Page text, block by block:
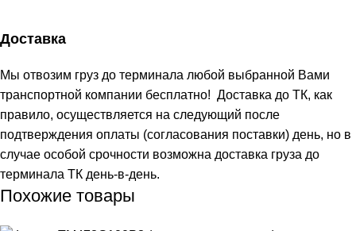
Доставка
Мы отвозим груз до терминала любой выбранной Вами
транспортной компании бесплатно! Доставка до ТК, как
правило, осуществляется на следующий после
подтверждения оплаты (согласования поставки) день, но в
случае особой срочности возможна доставка груза до
терминала ТК день-в-день.
Похожие товары